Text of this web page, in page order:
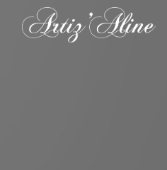
Panneau de gestion des cookies